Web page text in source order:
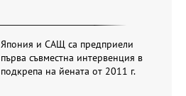
Япония и САЩ са предприели
първа съвместна интервенция в
подкрепа на йената от 2011 г.